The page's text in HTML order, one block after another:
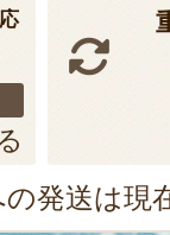
発送は現